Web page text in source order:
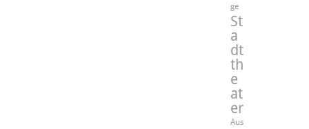
ge
St
a
dt
th
e
at
er
Aus